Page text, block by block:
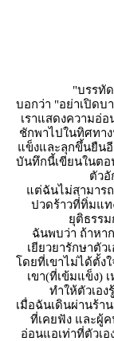
"บรรทั
บอกว่า "อย่าเปิดบ
เราแสดงความอ่
ชักพาไปในทิศทา
ข็งและลุกขึ้นยืนอี
บันทึกนี้เขียนในตอ
ตัวอั
ต่ฉันไม่สามารถ
ปวดร้าวที่่ทิ่มแท
ติธรรม
ฉันพบว่า ถ้าหา
เยียวยารักษาตั
ดยที่เขาไม่ได้ตั้ง
เขา(ที่เข้มแข็ง)
ทำให้ตัวเอง
เมื่อฉันเดินผ่านร้า
ที่เคยฟัง และผู้
อ่อนแอเท่าที่ตัวเ